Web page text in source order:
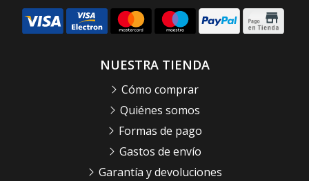
NUESTRA TIENDA
Cómo comprar
Quiénes somos
Formas de pago
Gastos de envío
Garantía y devoluciones